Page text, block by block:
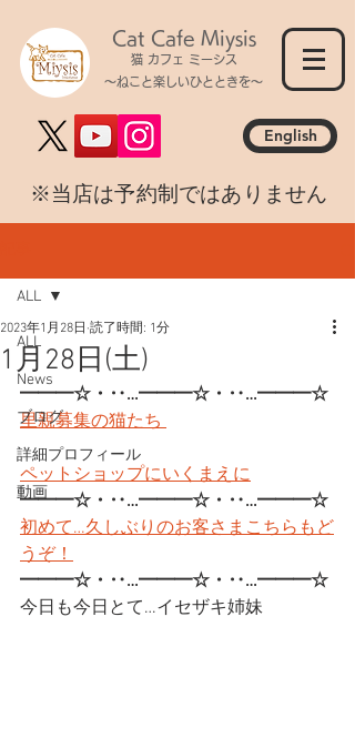
Cat Cafe Miysis
猫 カフェ ミーシス
～ねこと楽しいひとときを～
English
​※当店は予約制ではありません
ALL
News
ブログ
詳細プロフィール
動画
ALL
1月28日(土)
2023年1月28日 読了時間: 1分
━━━☆・‥…━━━☆・‥…━━━☆
里親募集の猫たち
ペットショップにいくまえに
━━━☆・‥…━━━☆・‥…━━━☆
初めて…久しぶりのお客さまこちらもど
うぞ！
━━━☆・‥…━━━☆・‥…━━━☆
今日も今日とて…イセザキ姉妹